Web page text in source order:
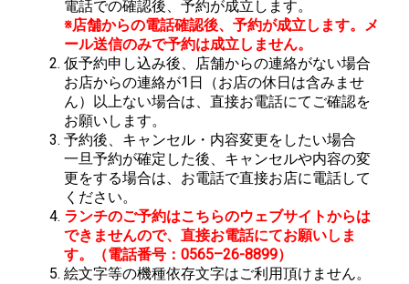
電話での確認後、予約が成立します。
※店舗からの電話確認後、予約が成立します。メ
ール送信のみで予約は成立しません。
仮予約申し込み後、店舗からの連絡がない場合
お店からの連絡が1日（お店の休日は含みませ
ん）以上ない場合は、直接お電話にてご確認を
お願いします。
予約後、キャンセル・内容変更をしたい場合
一旦予約が確定した後、キャンセルや内容の変
更をする場合は、お電話で直接お店に電話して
ください。
ランチのご予約はこちらのウェブサイトからは
できませんので、直接お電話にてお願いしま
す。（電話番号：0565–26-8899）
絵文字等の機種依存文字はご利用頂けません。